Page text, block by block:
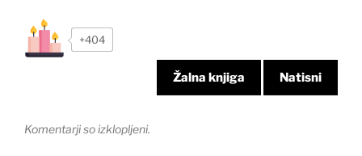
+404
Žalna knjiga Natisni
Komentarji so izklopljeni.